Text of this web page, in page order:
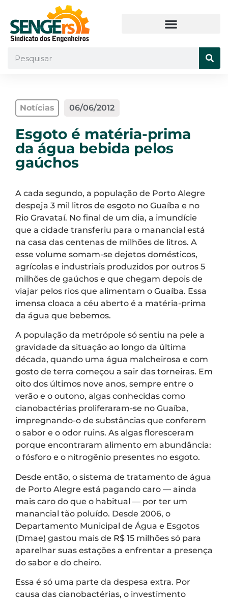
Notícias 06/06/2012
Esgoto é matéria-prima
da água bebida pelos
gaúchos
A cada segundo, a população de Porto Alegre
despeja 3 mil litros de esgoto no Guaíba e no
Rio Gravataí. No final de um dia, a imundície
que a cidade transferiu para o manancial está
na casa das centenas de milhões de litros. A
esse volume somam-se dejetos domésticos,
agrícolas e industriais produzidos por outros 5
milhões de gaúchos e que chegam depois de
viajar pelos rios que alimentam o Guaíba. Essa
imensa cloaca a céu aberto é a matéria-prima
da água que bebemos.
A população da metrópole só sentiu na pele a
gravidade da situação ao longo da última
década, quando uma água malcheirosa e com
gosto de terra começou a sair das torneiras. Em
oito dos últimos nove anos, sempre entre o
verão e o outono, algas conhecidas como
cianobactérias proliferaram-se no Guaíba,
impregnando-o de substâncias que conferem
o sabor e o odor ruins. As algas floresceram
porque encontraram alimento em abundância:
o fósforo e o nitrogênio presentes no esgoto.
Desde então, o sistema de tratamento de água
de Porto Alegre está pagando caro — ainda
mais caro do que o habitual — por ter um
manancial tão poluído. Desde 2006, o
Departamento Municipal de Água e Esgotos
(Dmae) gastou mais de R$ 15 milhões só para
aparelhar suas estações a enfrentar a presença
do sabor e do cheiro.
Essa é só uma parte da despesa extra. Por
causa das cianobactérias, o investimento